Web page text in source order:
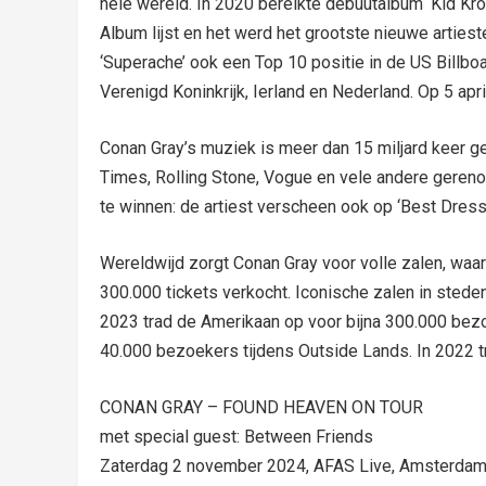
Album lijst en het werd het grootste nieuwe
‘Superache’ ook een Top 10 positie in de US
Verenigd Koninkrijk, Ierland en Nederland. Op 5
Conan Gray’s muziek is meer dan 15 miljard keer
Times, Rolling Stone, Vogue en vele andere
te winnen: de artiest verscheen ook op ‘Best
Wereldwijd zorgt Conan Gray voor volle zalen,
300.000 tickets verkocht. Iconische zalen in
2023 trad de Amerikaan op voor bijna 300.000
40.000 bezoekers tijdens Outside Lands. In 2022
CONAN GRAY – FOUND HEAVEN ON TOUR
met special guest: Between Friends
Zaterdag 2 november 2024, AFAS Live, Amsterdam